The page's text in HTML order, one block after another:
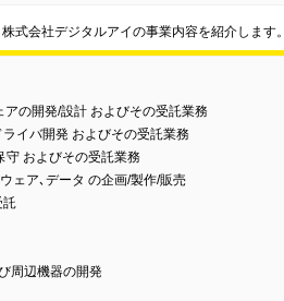
株式会社デジタルアイの事業内容を紹介します。
の開発/設計 およびその受託業務
イバ開発 およびその受託業務
守 およびその受託業務
ェア､データ の企画/製作/販売
託
周辺機器の開発